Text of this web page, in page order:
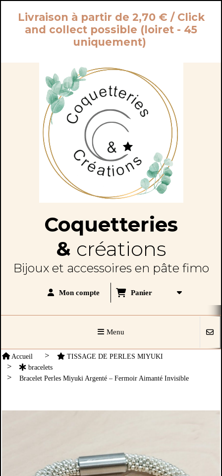
Livraison à partir de 2,70 € / Click
and collect possible (loiret - 45
uniquement)
Coquetteries
& créations
Bijoux et accessoires en pâte fimo
Mon compte Panier
Menu
Accueil
TISSAGE DE PERLES MIYUKI
bracelets
Bracelet Perles Miyuki Argenté – Fermoir Aimanté Invisible
Panneau de gestion des cookies